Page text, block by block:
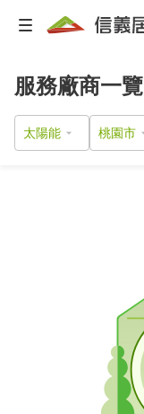
服務廠商一覽
太陽能